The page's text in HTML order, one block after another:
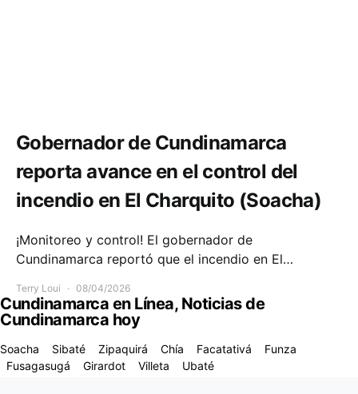
Gobernador de Cundinamarca
reporta avance en el control del
incendio en El Charquito (Soacha)
¡Monitoreo y control! El gobernador de
Cundinamarca reportó que el incendio en El…
Terry Loui 08/04/2026
Cundinamarca en Línea, Noticias de
Cundinamarca hoy
Soacha Sibaté Zipaquirá Chía Facatativá
Funza
Fusagasugá
Girardot Villeta Ubaté